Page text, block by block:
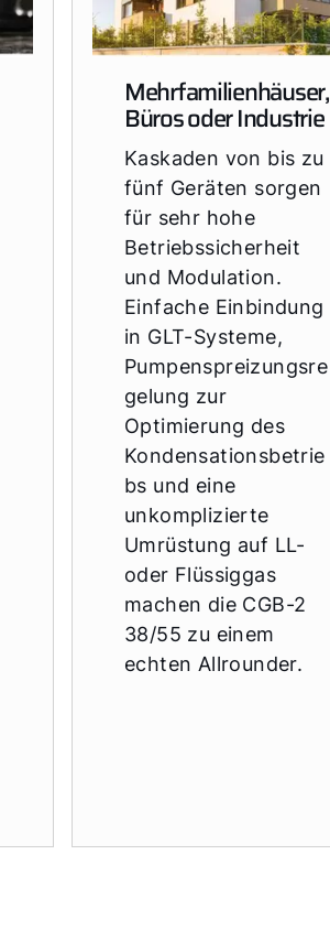
Mehrfamilienhäuser,
Büros oder Industrie
Kaskaden von bis zu
fünf Geräten sorgen
für sehr hohe
Betriebssicherheit
und Modulation.
Einfache Einbindung
in GLT-Systeme,
Pumpenspreizungsre
gelung zur
Optimierung des
Kondensationsbetrie
bs und eine
unkomplizierte
Umrüstung auf LL-
oder Flüssiggas
machen die CGB-2
38/55 zu einem
echten Allrounder.